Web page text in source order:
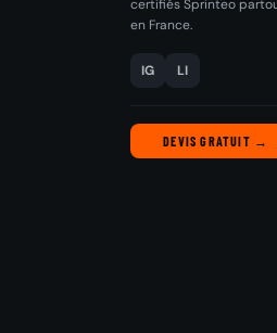
certifiés Sprinteo
en France.
IG LI
DEVIS GRATUIT →